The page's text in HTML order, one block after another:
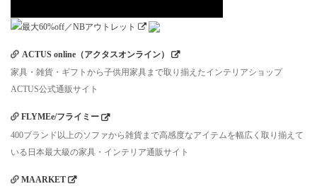
ACTUS online（アクタスオンライン）
家具・雑貨・ギフトから子供用家具まで取り揃えたインテリアショップ
ACTUS公式通販サイト
FLYMEe/フライミー
400ブランド以上のソファから雑貨まで高感度なアイテムを幅広く取り揃えて
いる日本最大級の家具・インテリア通販サイト
MAARKET